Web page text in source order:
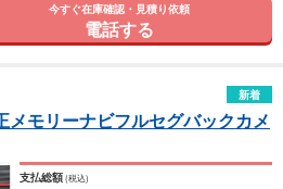
今すぐ在庫確認・見積り依頼
電話する
新着
モリーナビフルセグバックカメ
支払総額(税込)